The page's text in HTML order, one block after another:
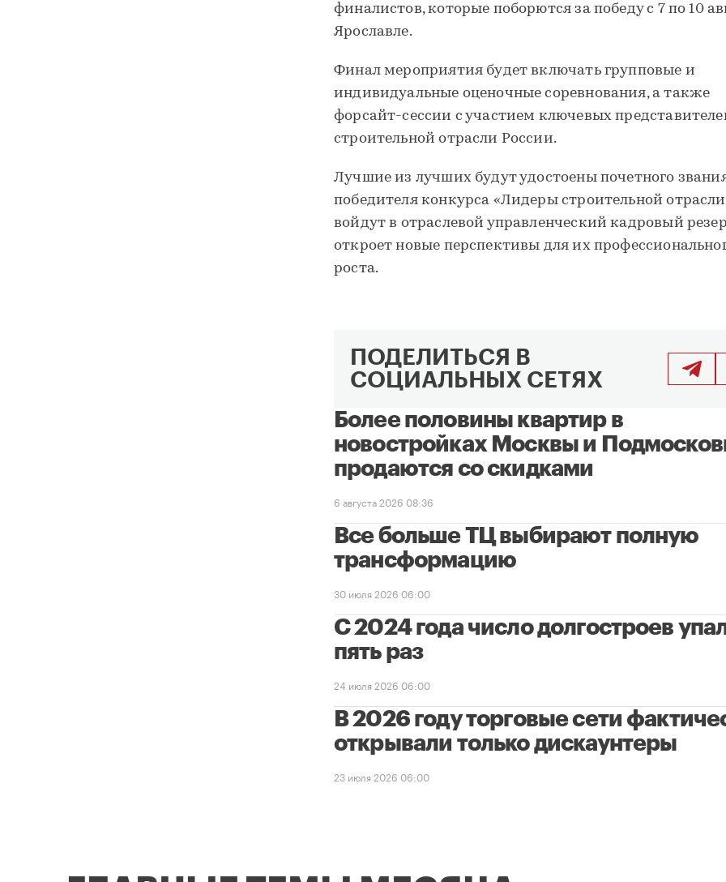
финалистов, которые поборются за победу с 7 по 10
Ярославле.
Финал мероприятия будет включать групповые и
индивидуальные оценочные соревнования, а также
форсайт-сессии с участием ключевых
строительной отрасли России.
Лучшие из лучших будут удостоены почетного
победителя конкурса «Лидеры строительной
войдут в отраслевой управленческий кадровый
откроет новые перспективы для их
роста.
ПОДЕЛИТЬСЯ В
СОЦИАЛЬНЫХ СЕТЯХ
Более половины квартир в
новостройках Москвы и
продаются со скидками
6 августа 2026 08:36
Все больше ТЦ выбирают полную
трансформацию
30 июля 2026 06:00
С 2024 года число долгостроев
пять раз
24 июля 2026 06:00
В 2026 году торговые сети
открывали только дискаунтеры
23 июля 2026 06:00